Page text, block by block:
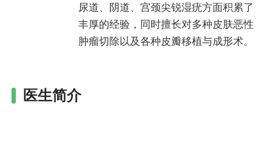
尿道、阴道、宫颈尖锐湿疣方面积累了
丰厚的经验，同时擅长对多种皮肤恶性
肿瘤切除以及各种皮瓣移植与成形术。
医生简介